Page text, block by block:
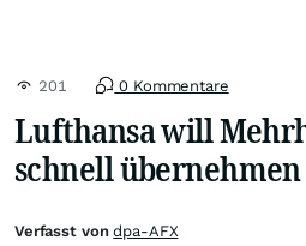
201 0 Kommentare
Lufthansa will
schnell übernehmen
Verfasst vondpa-AFX